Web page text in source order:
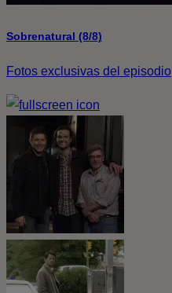
Sobrenatural (8/8)
Fotos exclusivas del episodio